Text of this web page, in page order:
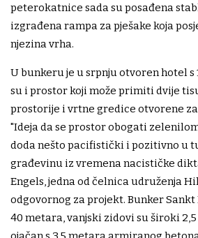
peterokatnice sada su posađena
izgrađena rampa za pješake koja
njezina vrha.
U bunkeru je u srpnju otvoren hotel s
su i prostor koji može primiti dvije
prostorije i vrtne gredice otvorene
"Ideja da se prostor obogati
doda nešto pacifistički i pozitivno u
građevinu iz vremena nacističke
Engels, jedna od čelnica udruženja
odgovornog za projekt. Bunker
40 metara, vanjski zidovi su široki